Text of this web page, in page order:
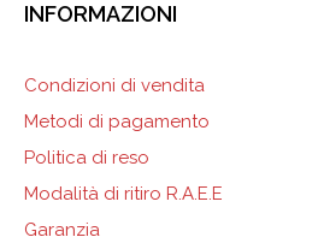
INFORMAZIONI
Condizioni di vendita
Metodi di pagamento
Politica di reso
Modalità di ritiro R.A.E.E
Garanzia